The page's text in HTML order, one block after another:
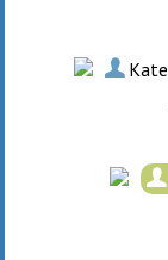
. Kate
.